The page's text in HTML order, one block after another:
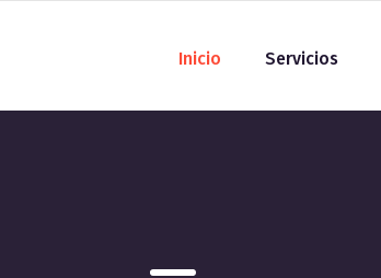
Inicio Servicios